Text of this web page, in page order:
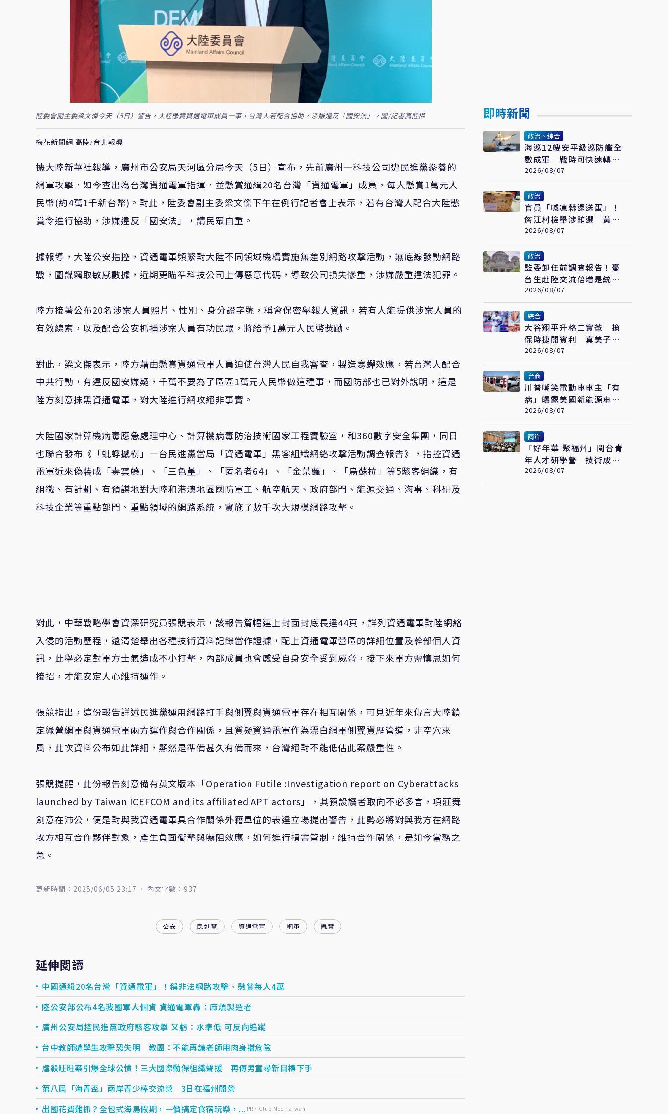
陸委會副主委梁文傑今天（5日）警告，大陸懸賞資通電軍成員一事，台灣人若配合協助，涉嫌違反「國安法」。圖/記者高陸攝
梅花新聞網 高陸/台北報導
據大陸新華社報導，廣州市公安局天河區分局今天（5日）宣布，先前廣州一科技公司遭民進黨豢養的
網軍攻擊，如今查出為台灣資通電軍指揮，並懸賞通緝20名台灣「資通電軍」成員，每人懸賞1萬元人
民幣(約4萬1千新台幣)。對此，陸委會副主委梁文傑下午在例行記者會上表示，若有台灣人配合大陸懸
賞令進行協助，涉嫌違反「國安法」，請民眾自重。
據報導，大陸公安指控，資通電軍頻繁對大陸不同領域機構實施無差別網路攻擊活動，無底線發動網路
戰，圖謀竊取敏感數據，近期更瞄準科技公司上傳惡意代碼，導致公司損失慘重，涉嫌嚴重違法犯罪。
陸方接著公布20名涉案人員照片、性別、身分證字號，稱會保密舉報人資訊，若有人能提供涉案人員的
有效線索，以及配合公安抓捕涉案人員有功民眾，將給予1萬元人民幣獎勵。
對此，梁文傑表示，陸方藉由懸賞資通電軍人員迫使台灣人民自我審查，製造寒蟬效應，若台灣人配合
中共行動，有違反國安嫌疑，千萬不要為了區區1萬元人民幣做這種事，而國防部也已對外說明，這是
陸方刻意抹黑資通電軍，對大陸進行網攻絕非事實。
大陸國家計算機病毒應急處理中心、計算機病毒防治技術國家工程實驗室，和360數字安全集團，同日
也聯合發布《「蚍蜉撼樹」—台民進黨當局「資通電軍」黑客組織網絡攻擊活動調查報告》，指控資通
電軍近來偽裝成「毒雲藤」、「三色堇」、「匿名者64」、「金葉蘿」、「烏蘇拉」等5駭客組織，有
組織、有計劃、有預謀地對大陸和港澳地區國防軍工、航空航天、政府部門、能源交通、海事、科研及
科技企業等重點部門、重點領域的網路系統，實施了數千次大規模網路攻擊。
對此，中華戰略學會資深研究員張競表示，該報告篇幅連上封面封底長達44頁，詳列資通電軍對陸網絡
入侵的活動歷程，還清楚舉出各種技術資料記錄當作證據，配上資通電軍營區的詳細位置及幹部個人資
訊，此舉必定對軍方士氣造成不小打擊，內部成員也會感受自身安全受到威脅，接下來軍方需慎思如何
接招，才能安定人心維持運作。
張競指出，這份報告詳述民進黨運用網路打手與側翼與資通電軍存在相互關係，可見近年來傳言大陸鎖
定綠營網軍與資通電軍兩方運作與合作關係，且質疑資通電軍作為漂白網軍側翼資歷管道，非空穴來
風，此次資料公布如此詳細，顯然是準備甚久有備而來，台灣絕對不能低估此案嚴重性。
張競提醒，此份報告刻意備有英文版本「Operation Futile :Investigation report on Cyberattacks
launched by Taiwan ICEFCOM and its affiliated APT actors」，其預設讀者取向不必多言，項莊舞
劍意在沛公，便是對與我資通電軍具合作關係外籍單位的表達立場提出警告，此勢必將對與我方在網路
攻方相互合作夥伴對象，產生負面衝擊與嚇阻效應，如何進行損害管制，維持合作關係，是如今當務之
急。
更新時間：2025/06/05 23:17 內文字數：937
公安 民進黨 資通電軍 網軍 懸賞
延伸閱讀
中國通緝20名台灣「資通電軍」！稱非法網路攻擊、懸賞每人4萬
陸公安部公布4名我國軍人個資 資通電軍轟：麻煩製造者
廣州公安局控民進黨政府駭客攻擊 又虧：水準低 可反向追蹤
台中教師遭學生攻擊恐失明 教團：不能再讓老師用肉身擋危險
虐殺旺旺案引爆全球公憤！三大國際動保組織聲援 再傳男童尋新目標下手
第八屆「海青盃」兩岸青少棒交流營 3日在福州開營
出國花費難抓？全包式海島假期，一價搞定食宿玩樂，... PR・Club Med Taiwan
即時新聞
政治、綜合
海巡12艘安平級巡防艦全
數成軍 戰時可快速轉換
掛載雄風飛彈
2026/08/07
政治
官員「喊凍蒜還送蛋」！
詹江村檢舉涉賄選 黃世
杰競辦：扭曲事實
2026/08/07
政治
監委卸任前調查報告！憂
台生赴陸交流倍增是統
戰 賴士葆：台青終會認
清台獨手段
2026/08/07
綜合
大谷翔平升格二寶爸 換
保時捷開賓利 真美子包
辦全家飲食
2026/08/07
台商
川普嘲笑電動車車主「有
病」曝露美國新能源車發
展落後中國的關鍵
2026/08/07
兩岸
「好年華 聚福州」閩台青
年人才研學營 技術成果
發表會在福州舉辦
2026/08/07